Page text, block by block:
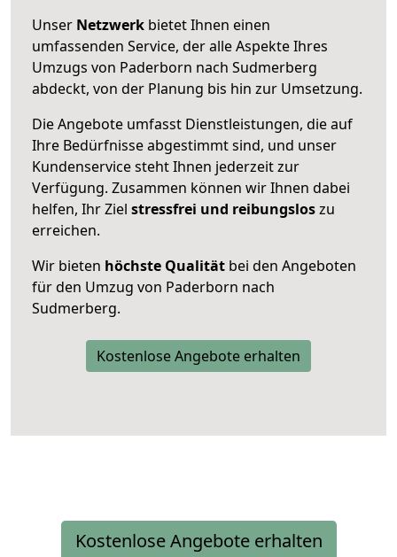
Unser Netzwerk bietet Ihnen einen
umfassenden Service, der alle Aspekte Ihres
Umzugs von Paderborn nach Sudmerberg
abdeckt, von der Planung bis hin zur Umsetzung.
Die Angebote umfasst Dienstleistungen, die auf
Ihre Bedürfnisse abgestimmt sind, und unser
Kundenservice steht Ihnen jederzeit zur
Verfügung. Zusammen können wir Ihnen dabei
helfen, Ihr Ziel stressfrei und reibungsloszu
erreichen.
Wir bieten höchste Qualität bei den Angeboten
für den Umzug von Paderborn nach
Sudmerberg.
Kostenlose Angebote erhalten
Kostenlose Angebote erhalten